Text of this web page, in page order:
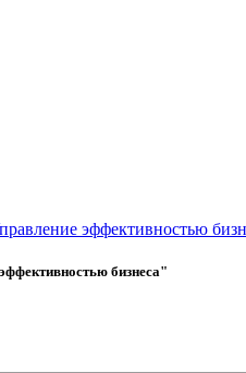
эффективностью
бизнеса"